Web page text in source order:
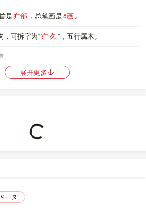
是疒部 ，总笔画是8画 。
，可拆字为“疒;久 ”，五行属木。
，五笔是UQYI，四角号码是
8：E7 96 9A。
展开更多
Loading...
ㄐㄧㄡˋ